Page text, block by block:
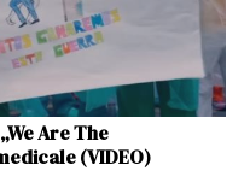
Are The
(VIDEO)